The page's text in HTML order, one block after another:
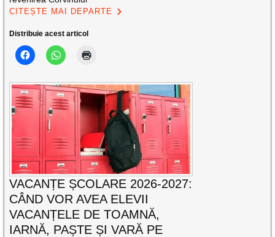
CITEȘTE MAI DEPARTE
Distribuie acest articol
VACANȚE ȘCOLARE 2026-2027:
CÂND VOR AVEA ELEVII
VACANȚELE DE TOAMNĂ,
IARNĂ, PAȘTE ȘI VARĂ PE